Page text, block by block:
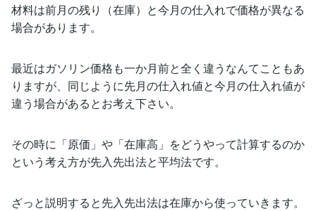
材料は前月の残り（在庫）と今月の仕入れで価格が異なる
場合があります。
最近はガソリン価格も一か月前と全く違うなんてこともあ
りますが、同じように先月の仕入れ値と今月の仕入れ値が
違う場合があるとお考え下さい。
その時に「原価」や「在庫高」をどうやって計算するのか
という考え方が先入先出法と平均法です。
ざっと説明すると先入先出法は在庫から使っていきます。